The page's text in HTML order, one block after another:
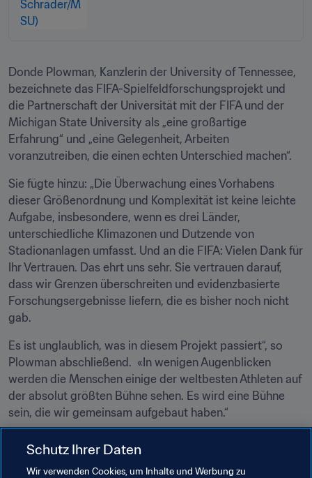
Donde Plowman, Kanzlerin der University of Tennessee,
bezeichnete das FIFA-Spielfeldforschungsprojekt und
die Partnerschaft der Universität mit der FIFA und der
Michigan State University als „eine großartige
Erfahrung“ und „eine Gelegenheit, Arbeiten
voranzutreiben, die einen echten Unterschied machen“.
Sie fügte hinzu: „Die Überwachung eines Vorhabens
dieser Größenordnung und Komplexität ist keine leichte
Aufgabe, insbesondere, wenn es drei Länder,
unterschiedliche Klimazonen und Dutzende von
Stadionanlagen umfasst. Und an die FIFA: Vielen Dank für
Ihr Vertrauen. Das ehrt uns sehr. Sie vertrauen darauf,
dass wir Grenzen überschreiten und evidenzbasierte
Forschungsergebnisse liefern, die es bisher noch nicht
gab.
Es ist unglaublich, was in diesem Projekt passiert“, so
Plowman abschließend.  «In wenigen Augenblicken
werden die Menschen einige der weltbesten Athleten auf
der absolut größten Bühne sehen. Es wird eine Bühne
sein, die wir gemeinsam aufgebaut haben.“
Verwandte Themen
Schutz Ihrer Daten
Wir verwenden Cookies, um Inhalte und Werbung zu